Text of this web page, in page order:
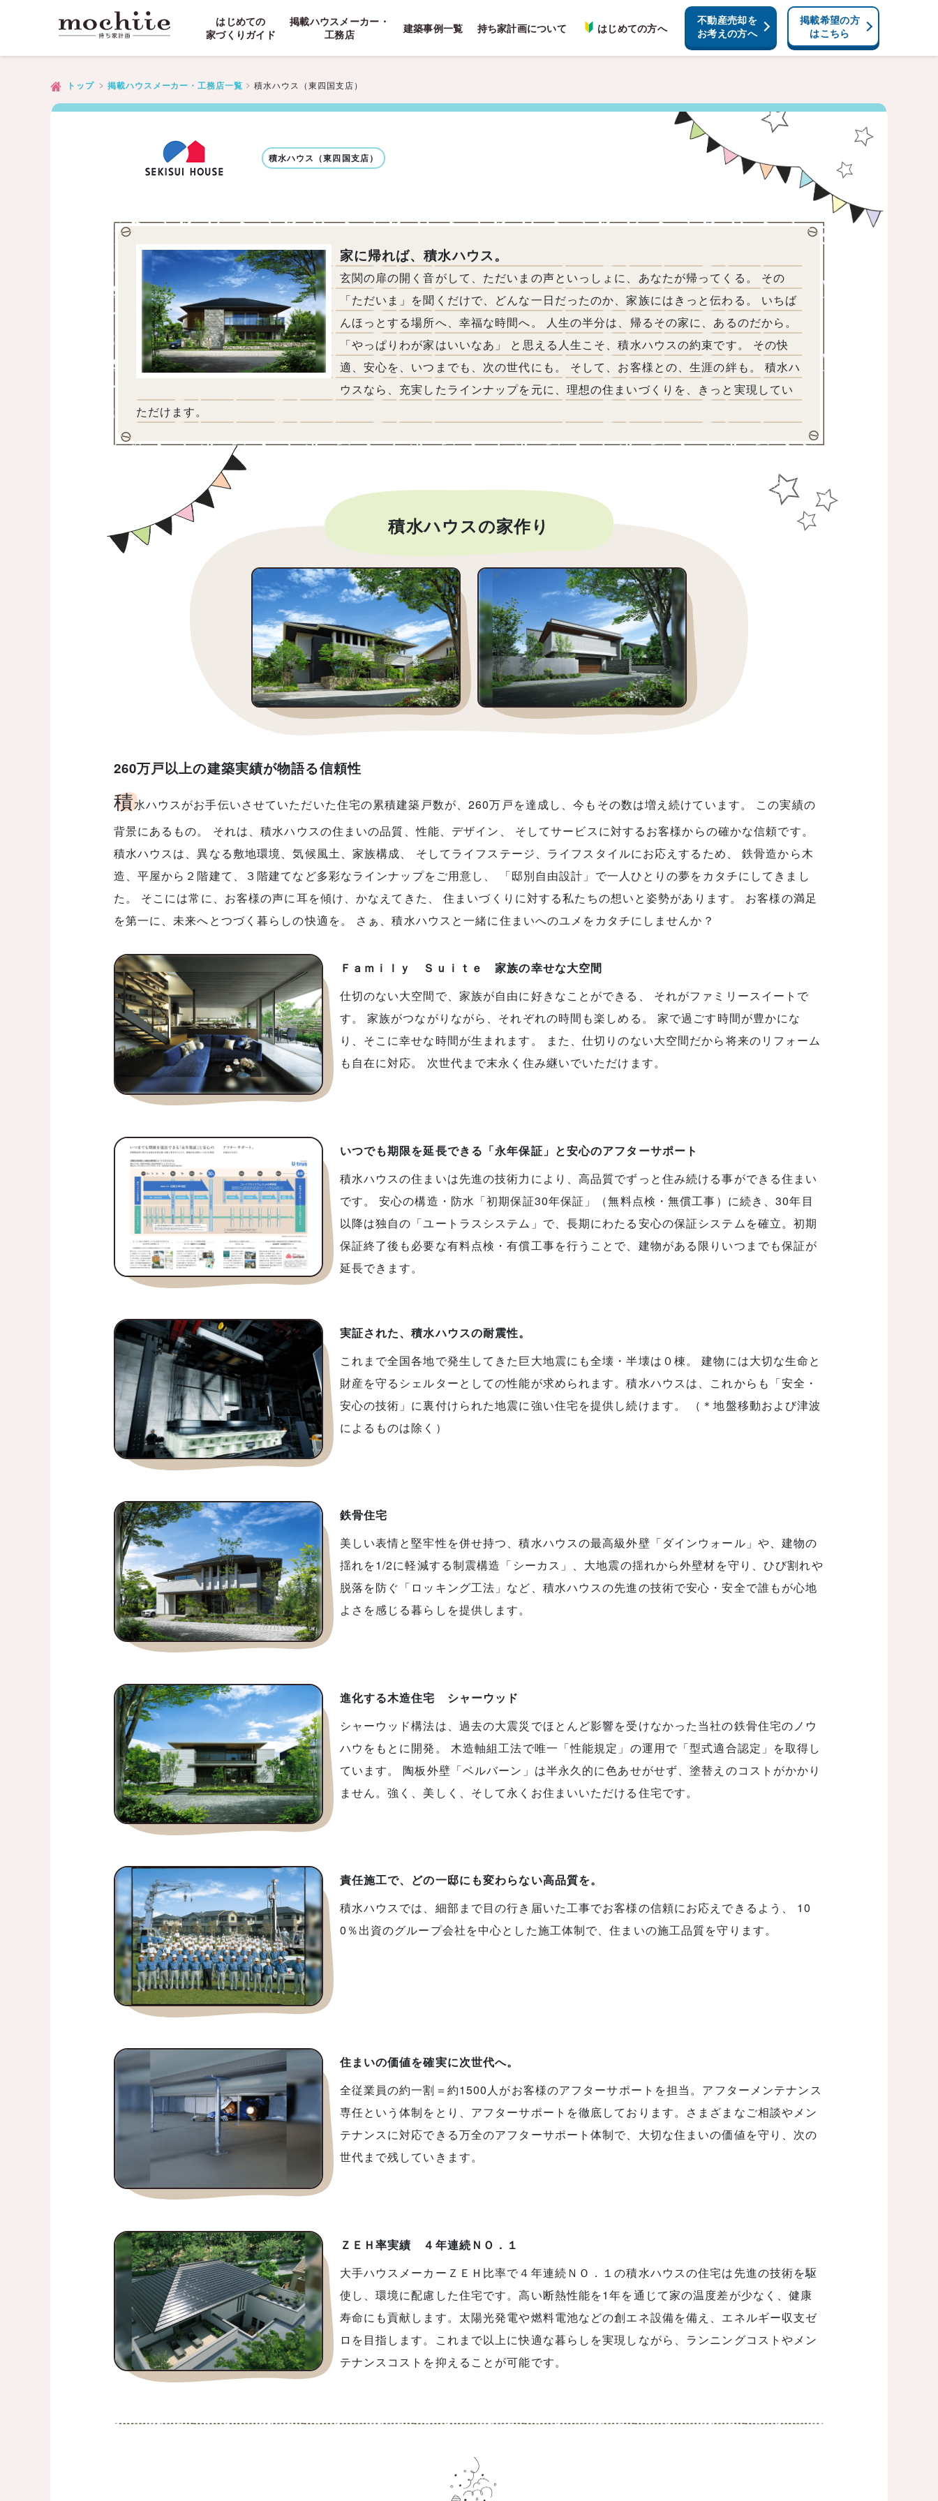
はじめての
家づくりガイド
掲載ハウスメーカー・
工務店
建築事例一覧 持ち家計画について はじめての方へ
不動産売却を
お考えの方へ
掲載希望の方
はこちら
トップ 掲載ハウスメーカー・工務店一覧 積水ハウス（東四国支店）
積水ハウス（東四国支店）
家に帰れば、積水ハウス。
玄関の扉の開く音がして、ただいまの声といっしょに、あなたが帰ってくる。 その
「ただいま」を聞くだけで、どんな一日だったのか、家族にはきっと伝わる。 いちば
んほっとする場所へ、幸福な時間へ。 人生の半分は、帰るその家に、あるのだから。
「やっぱりわが家はいいなあ」 と思える人生こそ、積水ハウスの約束です。 その快
適、安心を、いつまでも、次の世代にも。 そして、お客様との、生涯の絆も。 積水ハ
ウスなら、充実したラインナップを元に、理想の住まいづくりを、きっと実現してい
ただけます。
積水ハウスの家作り
260万戸以上の建築実績が物語る信頼性
積水ハウスがお手伝いさせていただいた住宅の累積建築戸数が、260万戸を達成し、今もその数は増え続けています。 この実績の
背景にあるもの。 それは、積水ハウスの住まいの品質、性能、デザイン、 そしてサービスに対するお客様からの確かな信頼です。
積水ハウスは、異なる敷地環境、気候風土、家族構成、 そしてライフステージ、ライフスタイルにお応えするため、 鉄骨造から木
造、平屋から２階建て、３階建てなど多彩なラインナップをご用意し、 「邸別自由設計」で一人ひとりの夢をカタチにしてきまし
た。 そこには常に、お客様の声に耳を傾け、かなえてきた、 住まいづくりに対する私たちの想いと姿勢があります。 お客様の満足
を第一に、未来へとつづく暮らしの快適を。 さぁ、積水ハウスと一緒に住まいへのユメをカタチにしませんか？
Ｆａｍｉｌｙ Ｓｕｉｔｅ 家族の幸せな大空間
仕切のない大空間で、家族が自由に好きなことができる、 それがファミリースイートで
す。 家族がつながりながら、それぞれの時間も楽しめる。 家で過ごす時間が豊かにな
り、そこに幸せな時間が生まれます。 また、仕切りのない大空間だから将来のリフォーム
も自在に対応。 次世代まで末永く住み継いでいただけます。
いつでも期限を延長できる「永年保証」と安心のアフターサポート
積水ハウスの住まいは先進の技術力により、高品質でずっと住み続ける事ができる住まい
です。 安心の構造・防水「初期保証30年保証」（無料点検・無償工事）に続き、30年目
以降は独自の「ユートラスシステム」で、長期にわたる安心の保証システムを確立。初期
保証終了後も必要な有料点検・有償工事を行うことで、建物がある限りいつまでも保証が
延長できます。
実証された、積水ハウスの耐震性。
これまで全国各地で発生してきた巨大地震にも全壊・半壊は０棟。 建物には大切な生命と
財産を守るシェルターとしての性能が求められます。積水ハウスは、これからも「安全・
安心の技術」に裏付けられた地震に強い住宅を提供し続けます。 （＊地盤移動および津波
によるものは除く）
鉄骨住宅
美しい表情と堅牢性を併せ持つ、積水ハウスの最高級外壁「ダインウォール」や、建物の
揺れを1/2に軽減する制震構造「シーカス」、大地震の揺れから外壁材を守り、ひび割れや
脱落を防ぐ「ロッキング工法」など、積水ハウスの先進の技術で安心・安全で誰もが心地
よさを感じる暮らしを提供します。
進化する木造住宅 シャーウッド
シャーウッド構法は、過去の大震災でほとんど影響を受けなかった当社の鉄骨住宅のノウ
ハウをもとに開発。 木造軸組工法で唯一「性能規定」の運用で「型式適合認定」を取得し
ています。 陶板外壁「ベルバーン」は半永久的に色あせがせず、塗替えのコストがかかり
ません。強く、美しく、そして永くお住まいいただける住宅です。
責任施工で、どの一邸にも変わらない高品質を。
積水ハウスでは、細部まで目の行き届いた工事でお客様の信頼にお応えできるよう、 10
0％出資のグループ会社を中心とした施工体制で、住まいの施工品質を守ります。
住まいの価値を確実に次世代へ。
全従業員の約一割＝約1500人がお客様のアフターサポートを担当。アフターメンテナンス
専任という体制をとり、アフターサポートを徹底しております。さまざまなご相談やメン
テナンスに対応できる万全のアフターサポート体制で、大切な住まいの価値を守り、次の
世代まで残していきます。
ＺＥＨ率実績 ４年連続ＮＯ．１
大手ハウスメーカーＺＥＨ比率で４年連続ＮＯ．１の積水ハウスの住宅は先進の技術を駆
使し、環境に配慮した住宅です。高い断熱性能を1年を通じて家の温度差が少なく、健康
寿命にも貢献します。太陽光発電や燃料電池などの創エネ設備を備え、エネルギー収支ゼ
ロを目指します。これまで以上に快適な暮らしを実現しながら、ランニングコストやメン
テナンスコストを抑えることが可能です。